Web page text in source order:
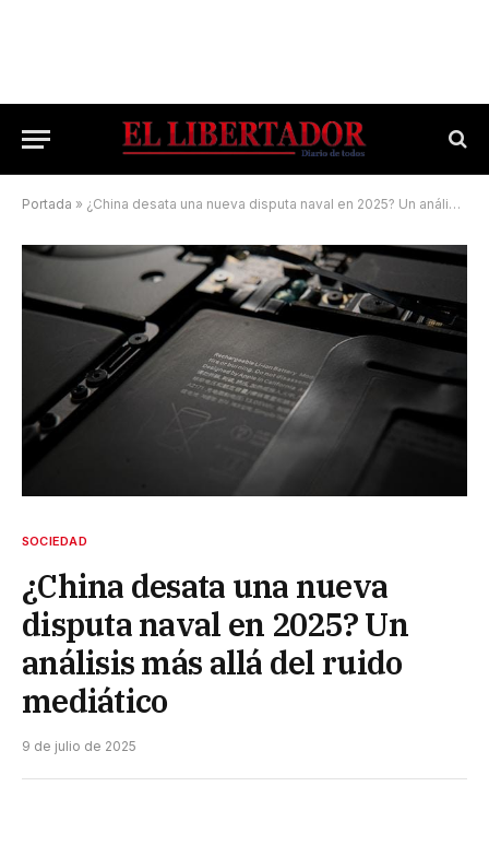
Portada » ¿China desata una nueva disputa naval en 2025? Un análisis más allá del ruido mediático
SOCIEDAD
¿China desata una nueva
disputa naval en 2025? Un
análisis más allá del ruido
mediático
9 de julio de 2025